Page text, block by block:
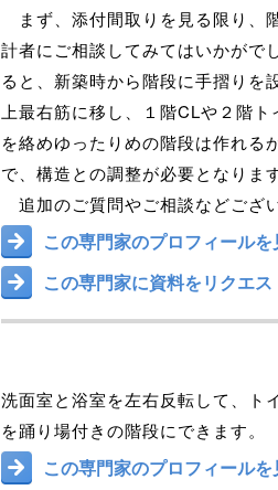
まず、添付間取りを見る限り、
計者にご相談してみてはいかが
ると、新築時から階段に手摺り
上最右筋に移し、１階CLや２階
を絡めゆったりめの階段は作れる
で、構造との調整が必要となります
追加のご質問やご相談などござ
この専門家のプロフィールを
この専門家に資料をリクエス
洗面室と浴室を左右反転して、ト
を踊り場付きの階段にできます。
この専門家のプロフィールを